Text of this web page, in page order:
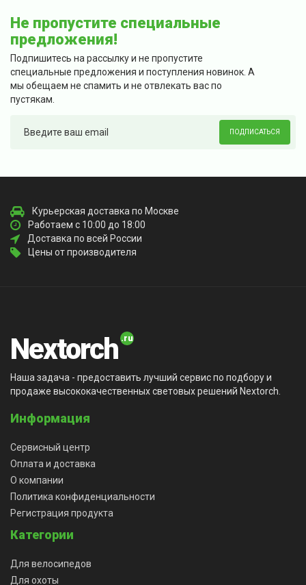
Не пропустите специальные
предложения!
Подпишитесь на рассылку и не пропустите
специальные предложения и поступления новинок. А
мы обещаем не спамить и не отвлекать вас по
пустякам.
ПОДПИСАТЬСЯ
Курьерская доставка по Москве
Работаем с 10:00 до 18:00
Доставка по всей России
Цены от производителя
Nextorch
Наша задача - предоставить лучший сервис по подбору и
продаже высококачественных световых решений Nextorch.
Информация
Сервисный центр
Оплата и доставка
О компании
Политика конфиденциальности
Регистрация продукта
Категории
Для велосипедов
Для охоты